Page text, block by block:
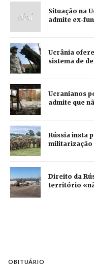
Situação na
admite ex-
Ucrânia
sistema de
Ucranianos
admite que
Rússia insta
militarização
Direito da
território
OBITUÁRIO